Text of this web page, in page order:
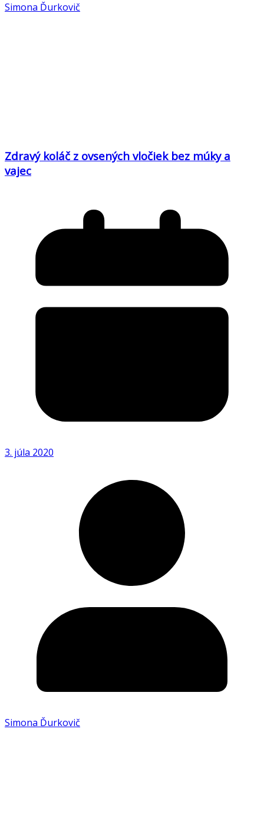
Simona Ďurkovič
Zdravý koláč z ovsených vločiek bez múky a
vajec
3. júla 2020
Simona Ďurkovič